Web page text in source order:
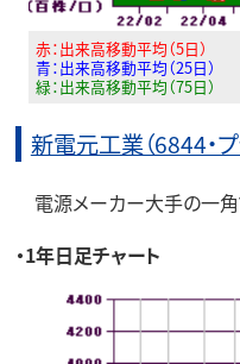
赤：出来高移動平均（5日）
青：出来高移動平均（25日）
緑：出来高移動平均（75日）
新電元工業（6844・プ
電源メーカー大手の一角
・1年日足チャート